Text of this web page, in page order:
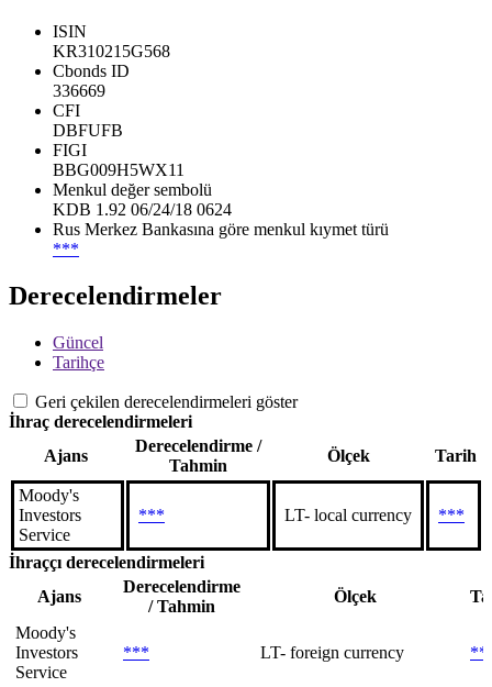
ISIN
KR310215G568
Cbonds ID
336669
CFI
DBFUFB
FIGI
BBG009H5WX11
Menkul değer sembolü
KDB 1.92 06/24/18 0624
Rus Merkez Bankasına göre menkul kıymet türü
***
Derecelendirmeler
Güncel
Tarihçe
Geri çekilen derecelendirmeleri göster
İhraç derecelendirmeleri
Ajans
Derecelendirme /
Tahmin
Ölçek Tarih
Moody's
Investors
Service
*** LT- local currency ***
İhraççı derecelendirmeleri
Ajans
Derecelendirme
/ Tahmin
Ölçek
Moody's
Investors
Service
*** LT- foreign currency